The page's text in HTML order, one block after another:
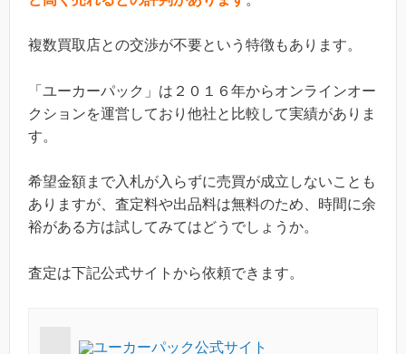
複数買取店との交渉が不要という特徴もあります。
「ユーカーパック」は２０１６年からオンラインオー
クションを運営しており他社と比較して実績がありま
す。
希望金額まで入札が入らずに売買が成立しないことも
ありますが、査定料や出品料は無料のため、時間に余
裕がある方は試してみてはどうでしょうか。
査定は下記公式サイトから依頼できます。
ユーカーパック公式サイト